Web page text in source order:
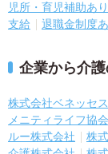
児所・育児補助あり
支給
退職金制度
企業から介
株式会社ベネッセ
メニティライフ協会
ルー株式会社
株